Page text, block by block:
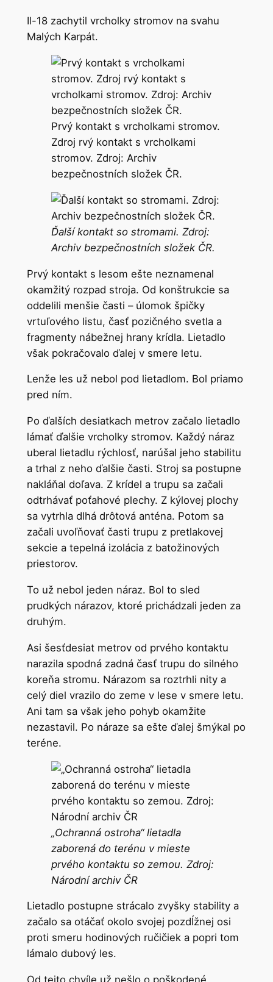
Il-18 zachytil vrcholky stromov na svahu
Malých Karpát.
Prvý kontakt s vrcholkami stromov.
Zdroj rvý kontakt s vrcholkami
stromov. Zdroj: Archiv
bezpečnostních složek ČR.
Ďalší kontakt so stromami. Zdroj:
Archiv bezpečnostních složekČR.
Prvý kontakt s lesom ešte neznamenal
okamžitý rozpad stroja. Od konštrukcie sa
oddelili menšie časti – úlomok špičky
vrtuľového listu, časť pozičného svetla a
fragmenty nábežnej hrany krídla. Lietadlo
však pokračovalo ďalej v smere letu.
Lenže les už nebol pod lietadlom. Bol priamo
pred ním.
Po ďalších desiatkach metrov začalo lietadlo
lámať ďalšie vrcholky stromov. Každý náraz
uberal lietadlu rýchlosť, narúšal jeho stabilitu
a trhal z neho ďalšie časti. Stroj sa postupne
nakláňal doľava. Z krídel a trupu sa začali
odtrhávať poťahové plechy. Z kýlovej plochy
sa vytrhla dlhá drôtová anténa. Potom sa
začali uvoľňovať časti trupu z pretlakovej
sekcie a tepelná izolácia z batožinových
priestorov.
To už nebol jeden náraz. Bol to sled
prudkých nárazov, ktoré prichádzali jeden za
druhým.
Asi šesťdesiat metrov od prvého kontaktu
narazila spodná zadná časť trupu do silného
koreňa stromu. Nárazom sa roztrhli nity a
celý diel vrazilo do zeme v lese v smere letu.
Ani tam sa však jeho pohyb okamžite
nezastavil. Po náraze sa ešte ďalej šmýkal po
teréne.
„Ochranná ostroha“ lietadla
zaborená do terénu v mieste
prvého kontaktu so zemou. Zdroj:
NárodníarchivČR
Lietadlo postupne strácalo zvyšky stability a
začalo sa otáčať okolo svojej pozdĺžnej osi
proti smeru hodinových ručičiek a popri tom
lámalo dubový les.